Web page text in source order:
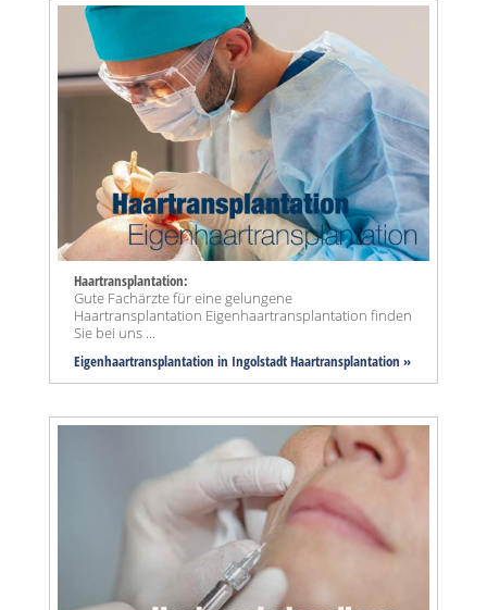
Haartransplantation:
Gute Fachärzte für eine gelungene
Haartransplantation Eigenhaartransplantation finden
Sie bei uns ...
Eigenhaartransplantation in Ingolstadt Haartransplantation »